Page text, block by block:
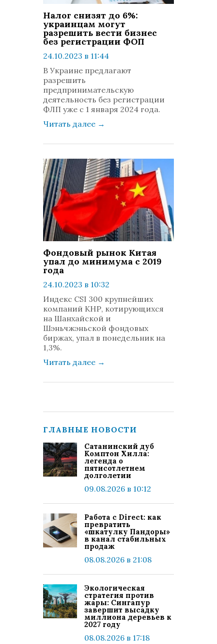
Налог снизят до 6%:
украинцам могут
разрешить вести бизнес
без регистрации ФОП
24.10.2023 в 11:44
комментариев: 0
В Украине предлагают
разрешить
предпринимательскую
деятельность без регистрации
ФЛП уже с 1 января 2024 года.
Читать далее →
Фондовый рынок Китая
упал до минимума с 2019
года
24.10.2023 в 10:32
просмотров: 399
комментариев: 0
Индекс CSI 300 крупнейших
компаний КНР, котирующихся
на Шанхайской и
Шэньчжэньской фондовых
биржах, упал в понедельник на
1,3%.
Читать далее →
ГЛАВНЫЕ НОВОСТИ
Сатанинский дуб
Комптон Хилла:
легенда о
пятисотлетнем
долголетии
09.08.2026 в 10:12
Работа с Direct: как
превратить
«шкатулку Пандоры»
в канал стабильных
продаж
08.08.2026 в 21:08
Экологическая
стратегия против
жары: Сингапур
завершит высадку
миллиона деревьев к
2027 году
08.08.2026 в 17:18